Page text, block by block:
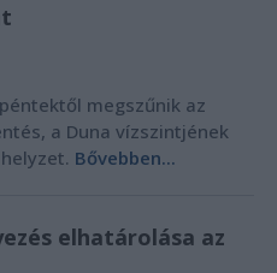
megszűnik az
a Duna vízszintjének
Bővebben...
elhatárolása az